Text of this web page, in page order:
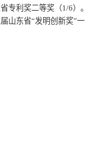
专利奖二等奖（1/6）。
山东省“发明创新奖”一